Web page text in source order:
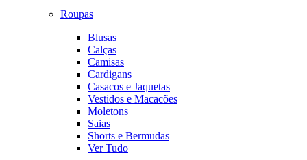
Roupas
Blusas
Calças
Camisas
Cardigans
Casacos e Jaquetas
Vestidos e Macacões
Moletons
Saias
Shorts e Bermudas
Ver Tudo